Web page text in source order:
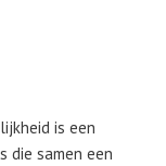
is een
die samen een